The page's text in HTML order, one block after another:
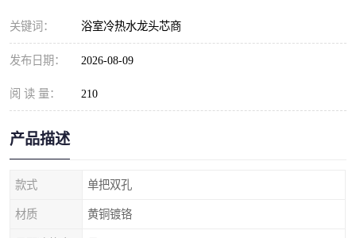
关键词： 浴室冷热水龙头芯商
发布日期： 2026-08-09
阅 读 量： 210
产品描述
款式 单把双孔
材质 黄铜镀铬